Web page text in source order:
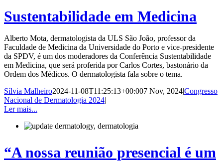
Sustentabilidade em Medicina
Alberto Mota, dermatologista da ULS São João, professor da
Faculdade de Medicina da Universidade do Porto e vice-presidente
da SPDV, é um dos moderadores da Conferência Sustentabilidade
em Medicina, que será proferida por Carlos Cortes, bastonário da
Ordem dos Médicos. O dermatologista fala sobre o tema.
Sílvia Malheiro2024-11-08T11:25:13+00:007 Nov, 2024|Congresso
Nacional de Dermatologia 2024|
Ler mais...
“A nossa reunião presencial é um